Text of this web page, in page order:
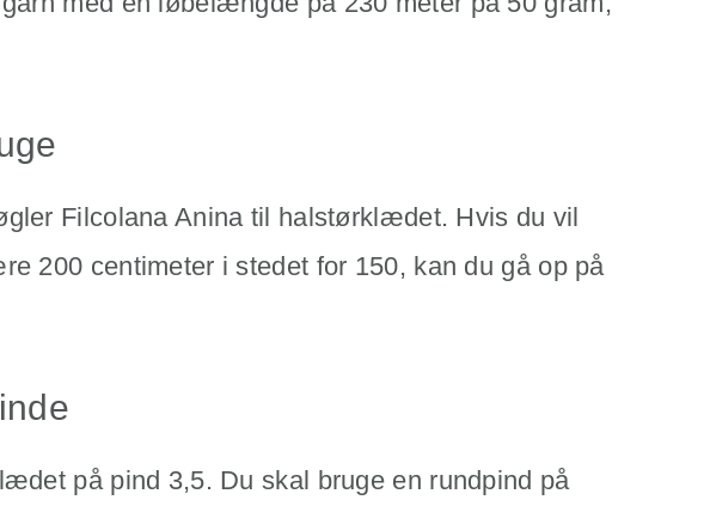
Filcolana Anina til halstørklædet. Hvis du vil
200 centimeter i stedet for 150, kan du gå op på
på pind 3,5. Du skal bruge en rundpind på